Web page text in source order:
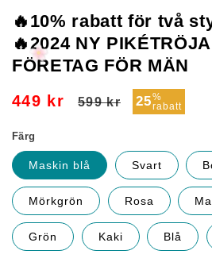
🔥10% rabatt för två
🔥2024 NY
FÖRETAG FÖR MÄN
449 kr
Ordinarie
599 kr 25%
rabatt
Färg
Maskin blå Svart
Mörkgrön Rosa
Grön Kaki Blå